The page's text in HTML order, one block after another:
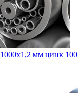
мм цинк 100